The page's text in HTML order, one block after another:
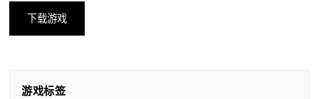
下载游戏
游戏标签